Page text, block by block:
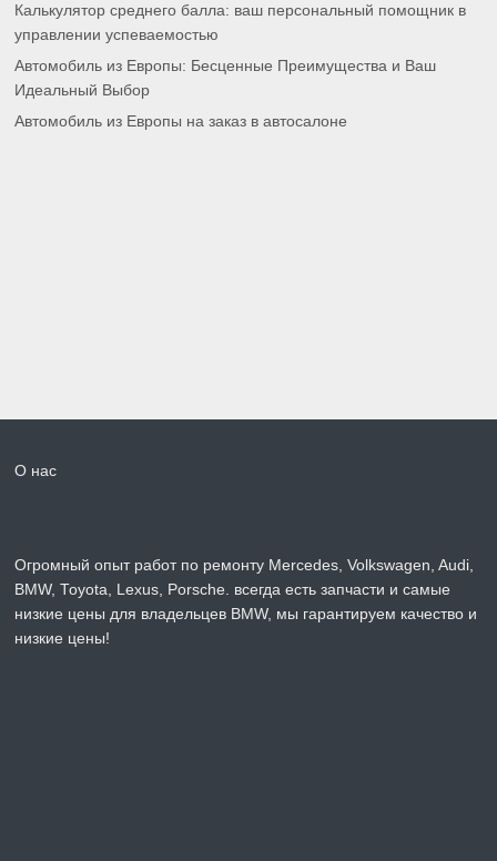
Калькулятор среднего балла: ваш персональный помощник в
управлении успеваемостью
Автомобиль из Европы: Бесценные Преимущества и Ваш
Идеальный Выбор
Автомобиль из Европы на заказ в автосалоне
О нас
Огромный опыт работ по ремонту Mercedes, Volkswagen, Audi,
BMW, Toyota, Lexus, Porsche. всегда есть запчасти и самые
низкие цены для владельцев BMW, мы гарантируем качество и
низкие цены!